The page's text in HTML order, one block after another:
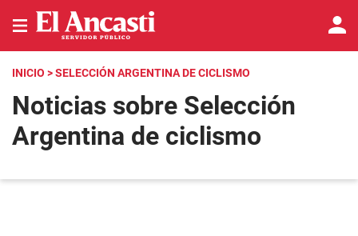
INICIO > SELECCIÓN ARGENTINA DE CICLISMO
Noticias sobre Selección
Argentina de ciclismo